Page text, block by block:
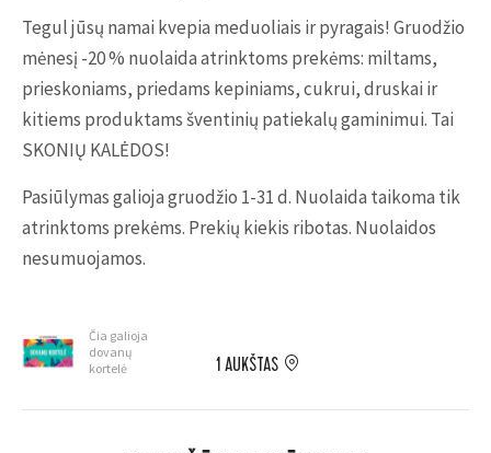
Tegul jūsų namai kvepia meduoliais ir pyragais! Gruodžio
mėnesį -20 % nuolaida atrinktoms prekėms: miltams,
prieskoniams, priedams kepiniams, cukrui, druskai ir
kitiems produktams šventinių patiekalų gaminimui. Tai
SKONIŲ KALĖDOS!
Pasiūlymas galioja gruodžio 1-31 d. Nuolaida taikoma tik
atrinktoms prekėms. Prekių kiekis ribotas. Nuolaidos
nesumuojamos.
Čia galioja
dovanų
kortelė
1 AUKŠTAS